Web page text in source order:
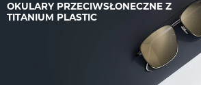
OKULARY PRZECIWSŁONECZNE Z
TITANIUM PLASTIC